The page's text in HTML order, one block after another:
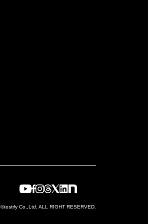
©testify Co.,Ltd. ALL RIGHT RESERVED.